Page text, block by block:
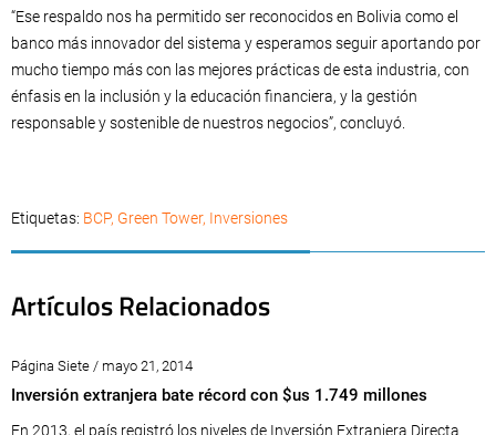
“Ese respaldo nos ha permitido ser reconocidos en Bolivia como el
banco más innovador del sistema y esperamos seguir aportando por
mucho tiempo más con las mejores prácticas de esta industria, con
énfasis en la inclusión y la educación financiera, y la gestión
responsable y sostenible de nuestros negocios”, concluyó.
Etiquetas: BCP, Green Tower, Inversiones
Artículos Relacionados
Página Siete / mayo 21, 2014
Inversión extranjera bate récord con $us 1.749 millones
En 2013, el país registró los niveles de Inversión Extranjera Directa